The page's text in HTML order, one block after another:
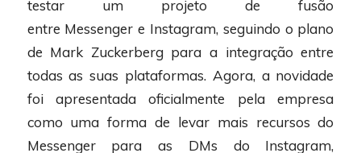
testar um projeto de fusão
entre Messenger e Instagram, seguindo o plano
de Mark Zuckerberg para a integração entre
todas as suas plataformas. Agora, a novidade
foi apresentada oficialmente pela empresa
como uma forma de levar mais recursos do
Messenger para as DMs do Instagram,